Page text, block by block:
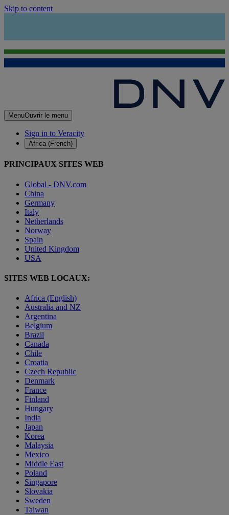
Skip to content
MenuOuvrir le menu
Sign in to Veracity
Africa (French)
PRINCIPAUX SITES WEB
Global - DNV.com
China
Germany
Italy
Netherlands
Norway
Spain
United Kingdom
USA
SITES WEB LOCAUX:
Africa (English)
Australia and NZ
Argentina
Belgium
Brazil
Canada
Chile
Croatia
Czech Republic
Denmark
France
Finland
Hungary
India
Japan
Korea
Malaysia
Mexico
Middle East
Poland
Singapore
Slovakia
Sweden
Taiwan